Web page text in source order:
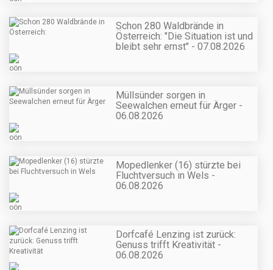
Schon 280 Waldbrände in
Österreich: "Die Situation ist und
bleibt sehr ernst" - 07.08.2026
Müllsünder sorgen in
Seewalchen erneut für Ärger -
06.08.2026
Mopedlenker (16) stürzte bei
Fluchtversuch in Wels -
06.08.2026
Dorfcafé Lenzing ist zurück:
Genuss trifft Kreativität -
06.08.2026